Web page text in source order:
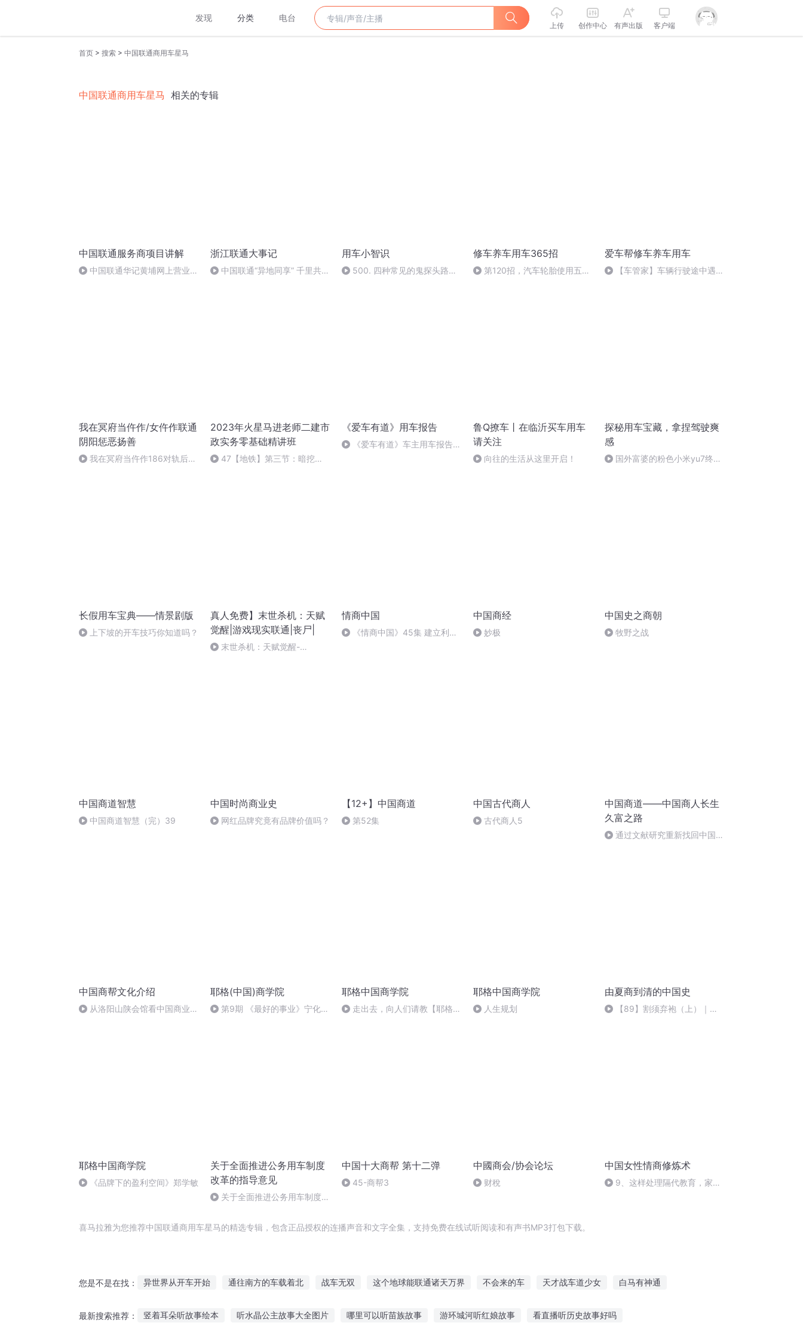
发现 分类 电台
上传 创作中心 有声出版 客户端
首页 > 搜索 > 中国联通商用车星马
中国联通商用车星马 相关的专辑
中国联通服务商项目讲解
中国联通华记黄埔网上营业厅
浙江联通大事记
中国联通“异地同享” 千里共赴
用车小智识
500. 四种常见的鬼探头路
修车养车用车365招
第120招，汽车轮胎使用五年
爱车帮修车养车用车
【车管家】车辆行驶途中遇到
我在冥府当仵作/女仵作联通
阴阳惩恶扬善
我在冥府当仵作186对轨后石
2023年火星马进老师二建市
政实务零基础精讲班
47【地铁】第三节：暗挖法
《爱车有道》用车报告
《爱车有道》车主用车报告：
鲁Q撩车丨在临沂买车用车
请关注
向往的生活从这里开启！
探秘用车宝藏，拿捏驾驶爽
感
国外富婆的粉色小米yu7终于
长假用车宝典——情景剧版
上下坡的开车技巧你知道吗？
真人免费】末世杀机：天赋
觉醒|游戏现实联通|丧尸|
末世杀机：天赋觉醒-
情商中国
《情商中国》45集 建立利
中国商经
妙极
中国史之商朝
牧野之战
中国商道智慧
中国商道智慧（完）39
中国时尚商业史
网红品牌究竟有品牌价值吗？
【12+】中国商道
第52集
中国古代商人
古代商人5
中国商道——中国商人长生
久富之路
通过文献研究重新找回中国大
中国商帮文化介绍
从洛阳山陕会馆看中国商业发
耶格(中国)商学院
第9期 《最好的事业》宁化龙
耶格中国商学院
走出去，向人们请教【耶格中
耶格中国商学院
人生规划
由夏商到清的中国史
【89】割须弃袍（上）｜星
耶格中国商学院
《品牌下的盈利空间》郑学敏
关于全面推进公务用车制度
改革的指导意见
关于全面推进公务用车制度改
中国十大商帮 第十二弹
45-商帮3
中國商会/协会论坛
财稅
中国女性情商修炼术
9、这样处理隔代教育，家庭
喜马拉雅为您推荐中国联通商用车星马的精选专辑，包含正品授权的连播声音和文字全集，支持免费在线试听阅读和有声书MP3打包下载。
您是不是在找： 异世界从开车开始 通往南方的车载着北 战车无双 这个地球能联通诸天万界 不会来的车 天才战车道少女 白马有神通
最新搜索推荐： 竖着耳朵听故事绘本 听水晶公主故事大全图片 哪里可以听苗族故事 游环城河听红娘故事 看直播听历史故事好吗